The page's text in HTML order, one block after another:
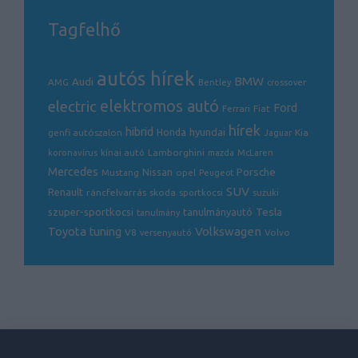
Tagfelhő
AMG Audi autós hírek Bentley BMW crossover
electric elektromos autó Ferrari Fiat Ford
genfi autószalon hibrid Honda hyundai hírek Jaguar Kia
koronavírus kínai autó Lamborghini mazda McLaren
Mercedes Mustang Nissan opel Peugeot Porsche
Renault ráncfelvarrás skoda sportkocsi SUV suzuki
szuper-sportkocsi tanulmány tanulmányautó Tesla
Toyota tuning V8 versenyautó Volkswagen Volvo